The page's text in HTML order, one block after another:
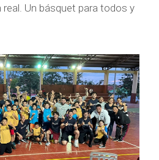
Un básquet para todos y